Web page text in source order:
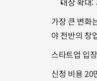
가장 큰 변화
야 전반의 창
스타트업 입
신청 비용 20